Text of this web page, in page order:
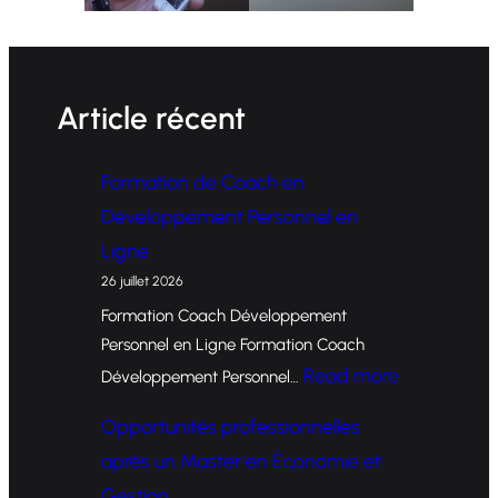
Article récent
Formation de Coach en
Développement Personnel en
Ligne
26 juillet 2026
Formation Coach Développement
Personnel en Ligne Formation Coach
Développement Personnel… Read more:
Opportunités professionnelles
après un Master en Économie et